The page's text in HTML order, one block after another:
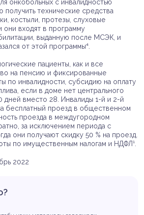
онкобольных с инвалидностью
получить технические средства
костыли, протезы, слуховые
они входят в программу
выданную после МСЭК, и
от этой программы⁴.
пациенты, как и все
на пенсию и фиксированные
по инвалидности, субсидию на оплату
если в доме нет центрального
дней вместо 28. Инвалиды 1-й и 2-й
бесплатный проезд в общественном
проезда в междугородном
за исключением периода с
они получают скидку 50 % на проезд.
по имущественным налогам и НДФЛ¹.
2022